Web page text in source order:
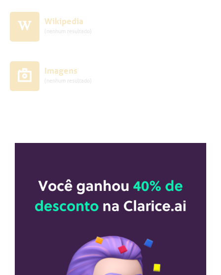
Wikipedia
(nenhum resultado)
Imagens
(nenhum resultado)